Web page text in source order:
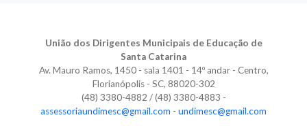
União dos Dirigentes Municipais de Educação de
Santa Catarina
Av. Mauro Ramos, 1450 - sala 1401 - 14º andar - Centro,
Florianópolis - SC, 88020-302
(48) 3380-4882 / (48) 3380-4883 -
assessoriaundimesc@gmail.com - undimesc@gmail.com